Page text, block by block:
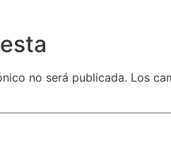
no será publicada. Los